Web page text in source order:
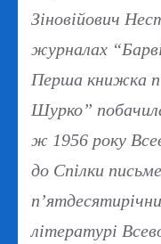
Зіновійович
журналах
Перша книжка
Шурко”
ж 1956 року
до Спілки
літературі